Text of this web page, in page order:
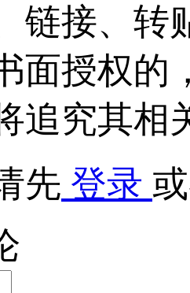
链接、转
面授权的
追究其相
先 登录